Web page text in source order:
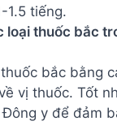
1.5 tiếng.
loại thuốc bắc
bắc bằng
vị thuốc. Tốt
y để đảm